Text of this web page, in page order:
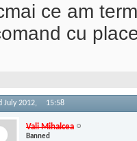
ce am
cu
July 2012, 15:58
Vali Mihalcea
Banned